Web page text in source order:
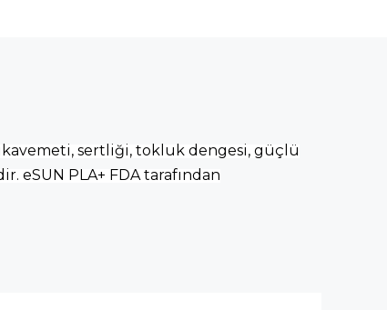
sertliği, tokluk dengesi, güçlü
eSUN PLA+ FDA tarafından